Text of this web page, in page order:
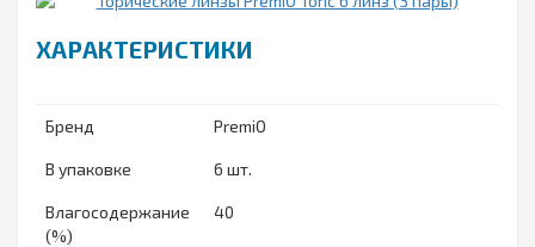
ХАРАКТЕРИСТИКИ
Бренд PremiO
В упаковке 6 шт.
Влагосодержание
(%)
40